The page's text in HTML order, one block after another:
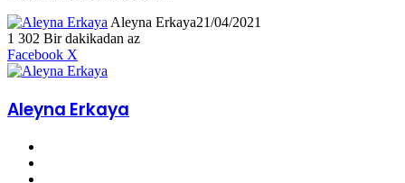
Aleyna Erkaya21/04/2021
1 302 Bir dakikadan az
Facebook X
Posta
paylaş
Aleyna Erkaya